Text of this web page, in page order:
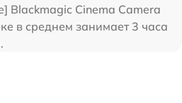
Blackmagic Cinema Camera
в среднем занимает 3 часа